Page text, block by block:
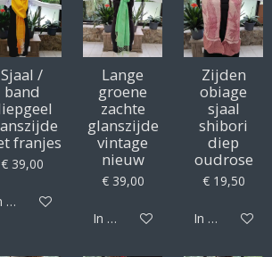
Sjaal /
band
franjes
€ 39,00
winkelwagen
Lange
groene
zachte
glanszijde
vintage
nieuw
€ 39,00
In winkelwagen
Zijden
obiage
sjaal
shibori
diep
oudrose
€ 19,50
In